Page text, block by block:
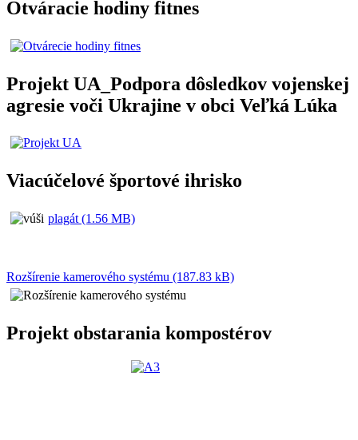
Otváracie hodiny fitnes
Projekt UA_Podpora dôsledkov vojenskej
agresie voči Ukrajine v obci Veľká Lúka
Viacúčelové športové ihrisko
plagát (1.56 MB)
Rozšírenie kamerového systému (187.83 kB)
Projekt obstarania kompostérov